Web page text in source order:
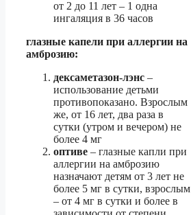
от 2 до 11 лет – 1 одна
ингаляция в 36 часов
глазные капели при аллергии на
амброзию:
дексаметазон-лэнс –
использование детьми
противопоказано. Взрослым
же, от 16 лет, два раза в
сутки (утром и вечером) не
более 4 мг
оптиве – глазные капли при
аллергии на амброзию
назначают детям от 3 лет не
более 5 мг в сутки, взрослым
– от 4 мг в сутки и более в